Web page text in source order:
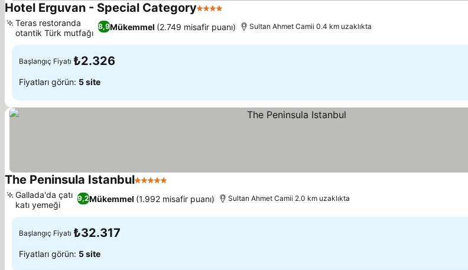
Hotel Erguvan - Special Category4 Yıldız
8,9Mükemmel (2.749 misafir puanı)
Teras restoranda
otantik Türk mutfağı
Sultan Ahmet Camii 0.4 km uzaklıkta
Başlangıç Fiyatı ₺2.326
Fiyatları görün: 5 site
The Peninsula Istanbul5 Yıldız
9,2Mükemmel (1.992 misafir puanı)
Gallada'da çatı
katı yemeği
Sultan Ahmet Camii 2.0 km uzaklıkta
Başlangıç Fiyatı ₺32.317
Fiyatları görün: 5 site